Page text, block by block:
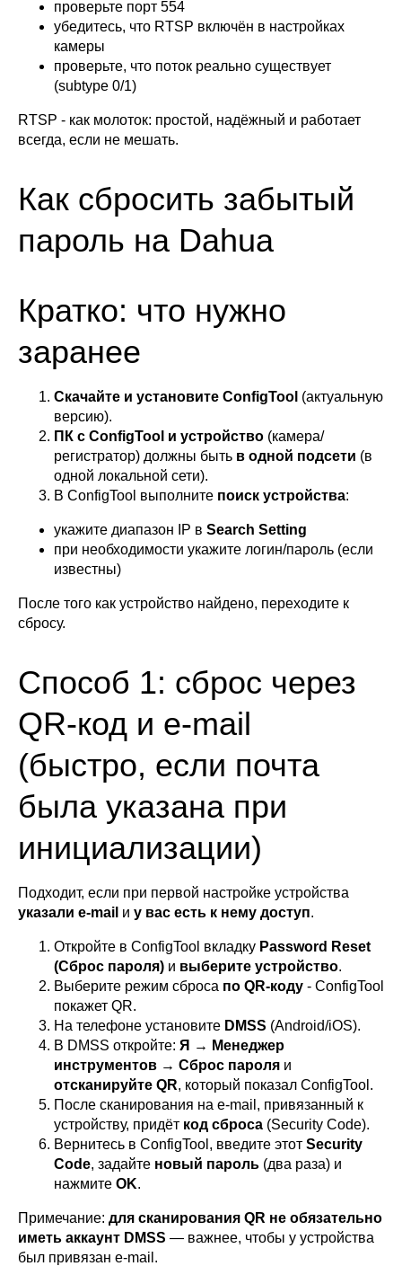
проверьте порт 554
убедитесь, что RTSP включён в настройках
камеры
проверьте, что поток реально существует
(subtype 0/1)
RTSP - как молоток: простой, надёжный и работает
всегда, если не мешать.
Как сбросить забытый
пароль на Dahua
Кратко: что нужно
заранее
Скачайте и установите ConfigTool (актуальную
версию).
ПК с ConfigTool и устройство (камера/
регистратор) должны быть в одной подсети (в
одной локальной сети).
В ConfigTool выполните поиск устройства:
укажите диапазон IP в Search Setting
при необходимости укажите логин/пароль (если
известны)
После того как устройство найдено, переходите к
сбросу.
Способ 1: сброс через
QR-код и e-mail
(быстро, если почта
была указана при
инициализации)
Подходит, если при первой настройке устройства
указали e-mail и у вас есть к нему доступ.
Откройте в ConfigTool вкладку Password Reset
(Сброс пароля) и выберите устройство.
Выберите режим сброса по QR-коду - ConfigTool
покажет QR.
На телефоне установите DMSS (Android/iOS).
В DMSS откройте: Я → Менеджер
инструментов → Сброс пароля и
отсканируйте QR, который показал ConfigTool.
После сканирования на e-mail, привязанный к
устройству, придёт код сброса (Security Code).
Вернитесь в ConfigTool, введите этот Security
Code, задайте новый пароль (два раза) и
нажмите OK.
Примечание: для сканирования QR не обязательно
иметь аккаунт DMSS — важнее, чтобы у устройства
был привязан e-mail.